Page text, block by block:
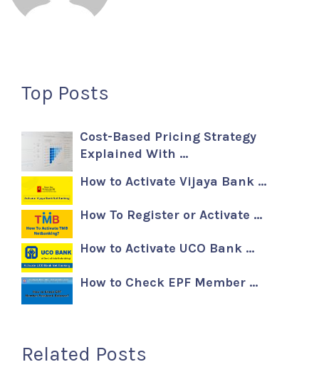
Top Posts
Cost-Based Pricing Strategy
Explained With …
How to Activate Vijaya Bank …
How To Register or Activate …
How to Activate UCO Bank …
How to Check EPF Member …
Related Posts